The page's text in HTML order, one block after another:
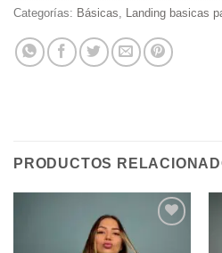
Categorías: Básicas Landing basicas
PRODUCTOS